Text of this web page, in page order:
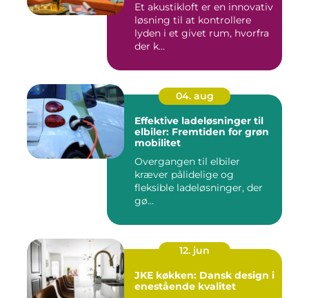
Et akustikloft er en innovativ
løsning til at kontrollere
lyden i et givet rum, hvorfra
der k...
04. aug
Effektive ladeløsninger til
elbiler: Fremtiden for grøn
mobilitet
Overgangen til elbiler
kræver pålidelige og
fleksible ladeløsninger, der
gø...
12. jun
JKE køkken: Dansk design i
enestående kvalitet